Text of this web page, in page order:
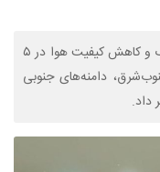
کارشناس سازمان هواشناسی از وقوع گردوخاک و کاهش کیفیت هوا در ۵
دامنه‌های جنوبی
داد.